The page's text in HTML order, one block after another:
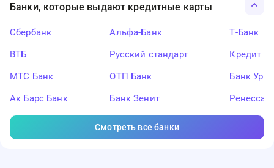
Банки, которые выдают кредитные карты
Сбербанк
ВТБ
МТС Банк
Ак Барс Банк
Альфа-Банк
Русский стандарт
ОТП Банк
Банк Зенит
Т-Банк
Кредит
Банк
Смотреть все банки